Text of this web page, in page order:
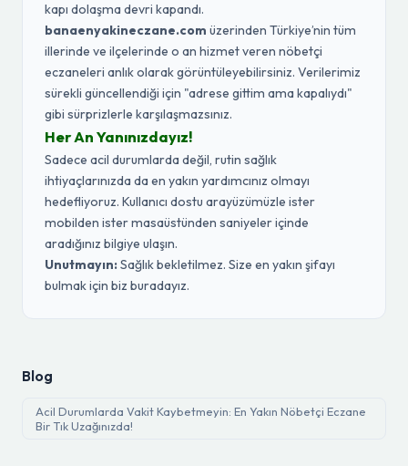
kapı dolaşma devri kapandı.
banaenyakineczane.com üzerinden Türkiye’nin tüm
illerinde ve ilçelerinde o an hizmet veren nöbetçi
eczaneleri anlık olarak görüntüleyebilirsiniz. Verilerimiz
sürekli güncellendiği için "adrese gittim ama kapalıydı"
gibi sürprizlerle karşılaşmazsınız.
Her An Yanınızdayız!
Sadece acil durumlarda değil, rutin sağlık
ihtiyaçlarınızda da en yakın yardımcınız olmayı
hedefliyoruz. Kullanıcı dostu arayüzümüzle ister
mobilden ister masaüstünden saniyeler içinde
aradığınız bilgiye ulaşın.
Unutmayın:Sağlık bekletilmez. Size en yakın şifayı
bulmak için biz buradayız.
Blog
Acil Durumlarda Vakit Kaybetmeyin: En Yakın Nöbetçi Eczane
Bir Tık Uzağınızda!